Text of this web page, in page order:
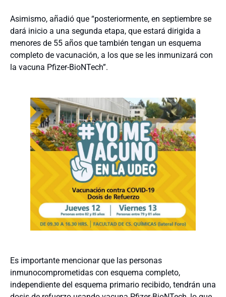
Asimismo, añadió que “posteriormente, en septiembre se
dará inicio a una segunda etapa, que estará dirigida a
menores de 55 años que también tengan un esquema
completo de vacunación, a los que se les inmunizará con
la vacuna Pfizer-BioNTech”.
Es importante mencionar que las personas
inmunocomprometidas con esquema completo,
independiente del esquema primario recibido, tendrán una